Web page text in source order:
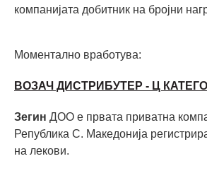
компанијата добитник на бројни
Моментално вработува:
ВОЗАЧ ДИСТРИБУТЕР - Ц
Зегин ДОО е првата приватна
Република С. Македонија
на лекови.